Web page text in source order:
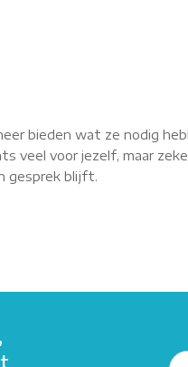
bieden wat ze nodig
veel voor jezelf, maar
gesprek blijft.